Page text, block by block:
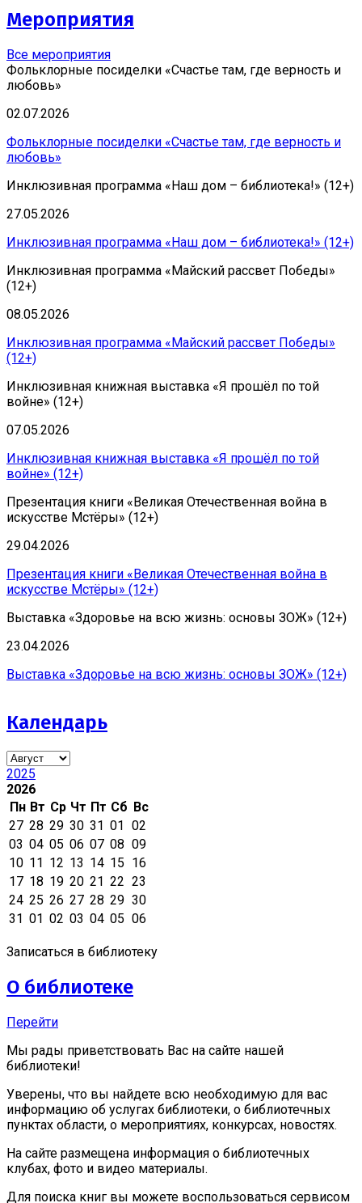
Мероприятия
Все мероприятия
Фольклорные посиделки «Счастье там, где верность и
любовь»
02.07.2026
Фольклорные посиделки «Счастье там, где верность и
любовь»
Инклюзивная программа «Наш дом – библиотека!» (12+)
27.05.2026
Инклюзивная программа «Наш дом – библиотека!» (12+)
Инклюзивная программа «Майский рассвет Победы»
(12+)
08.05.2026
Инклюзивная программа «Майский рассвет Победы»
(12+)
Инклюзивная книжная выставка «Я прошёл по той
войне» (12+)
07.05.2026
Инклюзивная книжная выставка «Я прошёл по той
войне» (12+)
Презентация книги «Великая Отечественная война в
искусстве Мстёры» (12+)
29.04.2026
Презентация книги «Великая Отечественная война в
искусстве Мстёры» (12+)
Выставка «Здоровье на всю жизнь: основы ЗОЖ» (12+)
23.04.2026
Выставка «Здоровье на всю жизнь: основы ЗОЖ» (12+)
Календарь
2025
2026
Пн Вт Ср Чт Пт Сб Вс
27 28 29 30 31 01 02
03 04 05 06 07 08 09
10 11 12 13 14 15 16
17 18 19 20 21 22 23
24 25 26 27 28 29 30
31 01 02 03 04 05 06
Записаться в библиотеку
О библиотеке
Перейти
Мы рады приветствовать Вас на сайте нашей
библиотеки!
Уверены, что вы найдете всю необходимую для вас
информацию об услугах библиотеки, о библиотечных
пунктах области, о мероприятиях, конкурсах, новостях.
На сайте размещена информация о библиотечных
клубах, фото и видео материалы.
Для поиска книг вы можете воспользоваться сервисом